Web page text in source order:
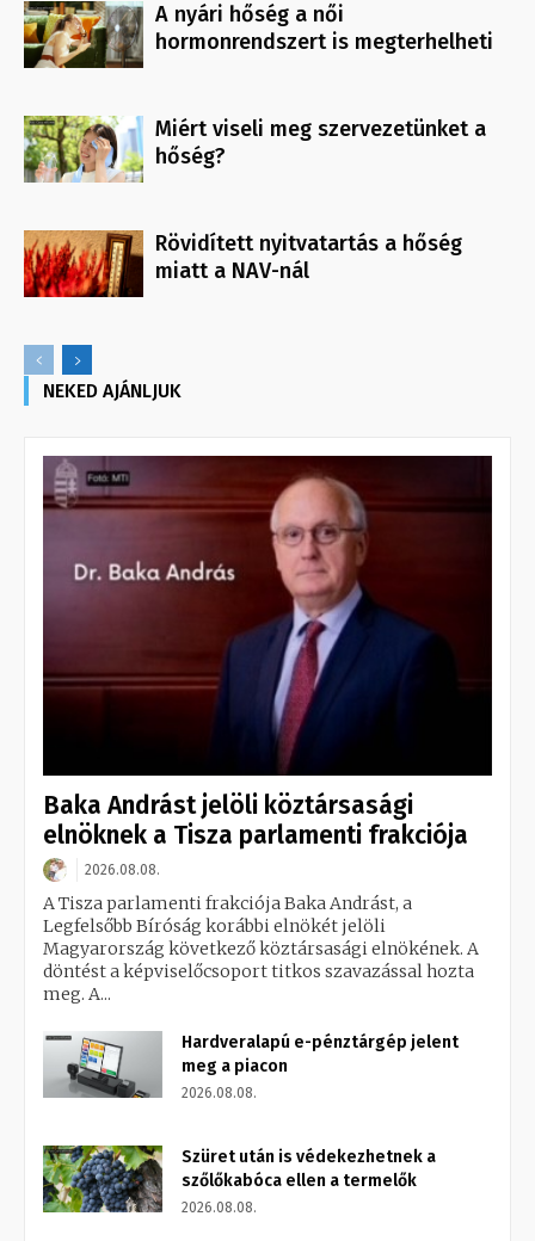
A nyári hőség a női
hormonrendszert is megterhelheti
Miért viseli meg szervezetünket a
hőség?
Rövidített nyitvatartás a hőség
miatt a NAV-nál
NEKED AJÁNLJUK
Baka Andrást jelöli köztársasági
elnöknek a Tisza parlamenti frakciója
2026.08.08.
A Tisza parlamenti frakciója Baka Andrást, a
Legfelsőbb Bíróság korábbi elnökét jelöli
Magyarország következő köztársasági elnökének. A
döntést a képviselőcsoport titkos szavazással hozta
meg. A...
Hardveralapú e-pénztárgép jelent
meg a piacon
2026.08.08.
Szüret után is védekezhetnek a
szőlőkabóca ellen a termelők
2026.08.08.